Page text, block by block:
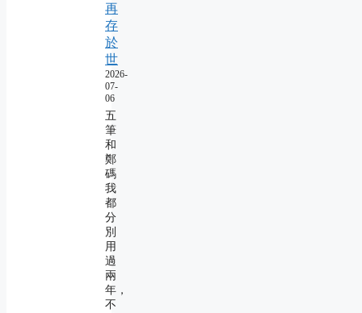
再
存
於
世
2026-
07-
06
五
筆
和
鄭
碼
我
都
分
別
用
過
兩
年，
不